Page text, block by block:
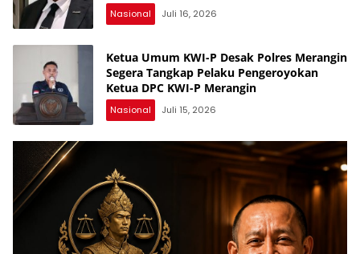
Nasional Juli 16, 2026
Ketua Umum KWI-P Desak Polres Merangin
Segera Tangkap Pelaku Pengeroyokan
Ketua DPC KWI-P Merangin
Nasional Juli 15, 2026